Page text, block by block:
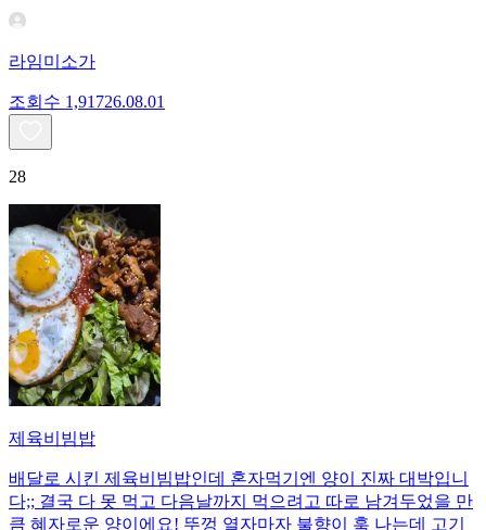
라임미소가
조회수 1,91726.08.01
28
제육비빔밥
배달로 시킨 제육비빔밥인데 혼자먹기엔 양이 진짜 대박입니
다;; 결국 다 못 먹고 다음날까지 먹으려고 따로 남겨두었을 만
큼 혜자로운 양이에요! 뚜껑 열자마자 불향이 훅 나는데 고기